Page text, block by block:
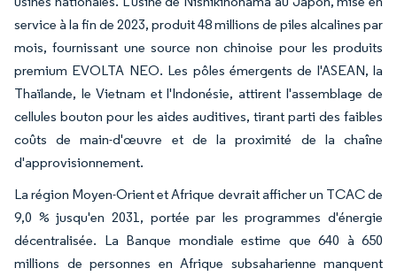
service à la fin de 2023, produit 48 millions de piles alcalines par
mois, fournissant une source non chinoise pour les produits
premium EVOLTA NEO. Les pôles émergents de l'ASEAN, la
Thaïlande, le Vietnam et l'Indonésie, attirent l'assemblage de
cellules bouton pour les aides auditives, tirant parti des faibles
coûts de main-d'œuvre et de la proximité de la chaîne
d'approvisionnement.
La région Moyen-Orient et Afrique devrait afficher un TCAC de
9,0 % jusqu'en 2031, portée par les programmes d'énergie
décentralisée. La Banque mondiale estime que 640 à 650
millions de personnes en Afrique subsaharienne manquent